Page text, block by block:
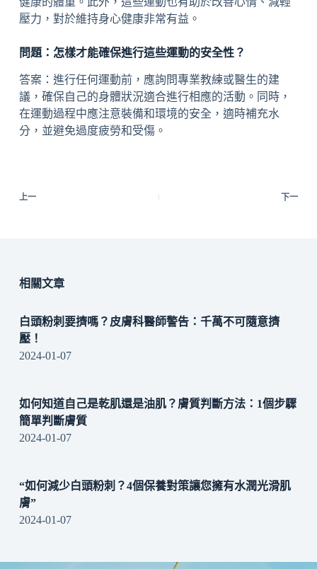
壓力，對於維持身心健康非常有益。
問題：怎樣才能確保進行這些運動的安全性？
答案：進行任何運動前，應詢問專業教練或醫生的建
議，確保自己的身體狀況適合進行相應的活動。同時，
在運動過程中應注意裝備和環境的安全，適時補充水
分，並避免過度疲勞和受傷。
上一 下一
相關文章
白頭粉刺要擠嗎？皮膚科醫師警告：千萬不可隨意擠
壓！
2024-01-07
如何知道自己是乾肌還是油肌？膚質判斷方法：1個步驟
簡單判斷膚質
2024-01-07
“如何減少白頭粉刺？4個保養對策讓您擁有水潤光滑肌
膚”
2024-01-07